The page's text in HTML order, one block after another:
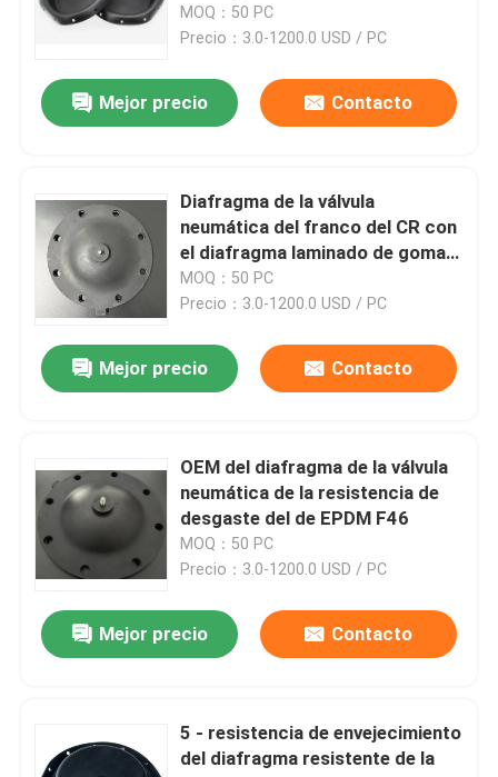
Solicitar una cita
Sellos de goma del diafragma
Diafragma de goma de la válvula
Diafragma de la válvula del pulso
Diafragma de la válvula neumática
Diafragma compuesto
Junta de goma del reborde
neumático de la válvula del pulso
que cabe
MOQ：50 PC
Precio：3.0-1200.0 USD / PC
Mejor precio Contacto
Diafragma de la válvula
neumática del franco del CR con
el diafragma laminado de goma
QBY-K40 de la válvula del clip del
paño
MOQ：50 PC
Precio：3.0-1200.0 USD / PC
Mejor precio Contacto
OEM del diafragma de la válvula
neumática de la resistencia de
desgaste del de EPDM F46
MOQ：50 PC
Precio：3.0-1200.0 USD / PC
Mejor precio Contacto
5 - resistencia de envejecimiento
del diafragma resistente de la